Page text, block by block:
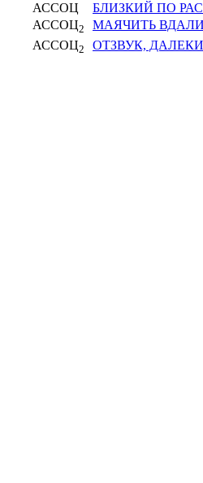
АССОЦ
БЛИЗКИЙ ПО
АССОЦ2
МАЯЧИТЬ ВДАЛИ
АССОЦ2 ОТЗВУК,